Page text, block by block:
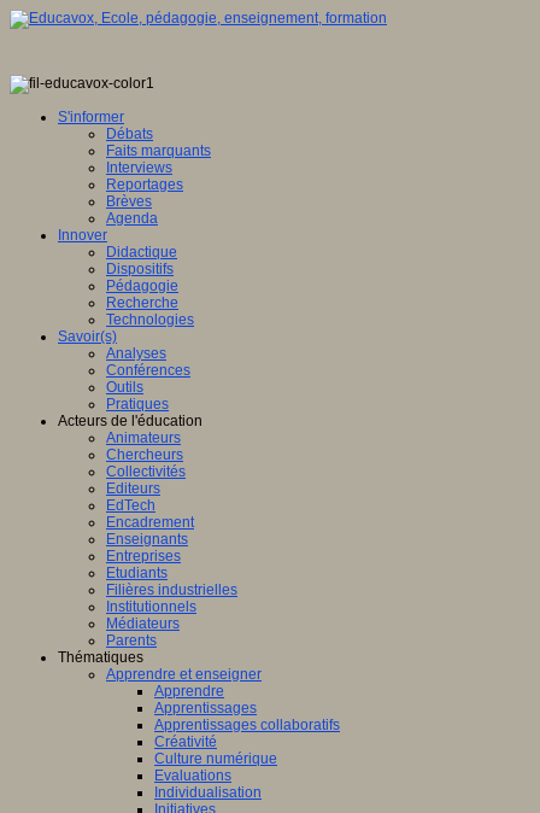
S'informer
Débats
Faits marquants
Interviews
Reportages
Brèves
Agenda
Innover
Didactique
Dispositifs
Pédagogie
Recherche
Technologies
Savoir(s)
Analyses
Conférences
Outils
Pratiques
Acteurs de l'éducation
Animateurs
Chercheurs
Collectivités
Editeurs
EdTech
Encadrement
Enseignants
Entreprises
Etudiants
Filières industrielles
Institutionnels
Médiateurs
Parents
Thématiques
Apprendre et enseigner
Apprendre
Apprentissages
Apprentissages collaboratifs
Créativité
Culture numérique
Evaluations
Individualisation
Initiatives